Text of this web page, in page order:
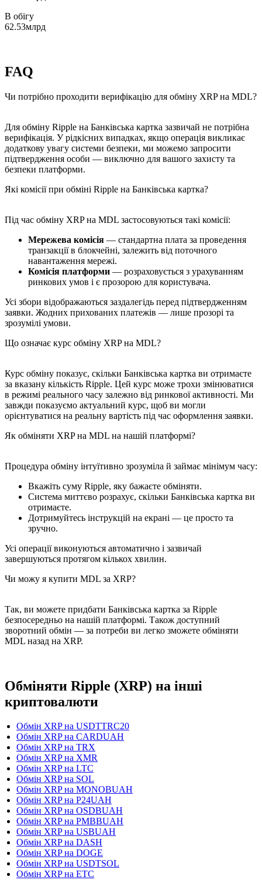
В обігу
62.53млрд
FAQ
Чи потрібно проходити верифікацію для обміну XRP на MDL?
Для обміну Ripple на Банківська картка зазвичай не потрібна
верифікація. У рідкісних випадках, якщо операція викликає
додаткову увагу системи безпеки, ми можемо запросити
підтвердження особи — виключно для вашого захисту та
безпеки платформи.
Які комісії при обміні Ripple на Банківська картка?
Під час обміну XRP на MDL застосовуються такі комісії:
Мережева комісія — стандартна плата за проведення
транзакції в блокчейні, залежить від поточного
навантаження мережі.
Комісія платформи — розраховується з урахуванням
ринкових умов і є прозорою для користувача.
Усі збори відображаються заздалегідь перед підтвердженням
заявки. Жодних прихованих платежів — лише прозорі та
зрозумілі умови.
Що означає курс обміну XRP на MDL?
Курс обміну показує, скільки Банківська картка ви отримаєте
за вказану кількість Ripple. Цей курс може трохи змінюватися
в режимі реального часу залежно від ринкової активності. Ми
завжди показуємо актуальний курс, щоб ви могли
орієнтуватися на реальну вартість під час оформлення заявки.
Як обміняти XRP на MDL на нашій платформі?
Процедура обміну інтуїтивно зрозуміла й займає мінімум часу:
Вкажіть суму Ripple, яку бажаєте обміняти.
Система миттєво розрахує, скільки Банківська картка ви
отримаєте.
Дотримуйтесь інструкцій на екрані — це просто та
зручно.
Усі операції виконуються автоматично і зазвичай
завершуються протягом кількох хвилин.
Чи можу я купити MDL за XRP?
Так, ви можете придбати Банківська картка за Ripple
безпосередньо на нашій платформі. Також доступний
зворотний обмін — за потреби ви легко зможете обміняти
MDL назад на XRP.
Обміняти Ripple (XRP) на інші
криптовалюти
Обмін XRP на USDTTRC20
Обмін XRP на CARDUAH
Обмін XRP на TRX
Обмін XRP на XMR
Обмін XRP на LTC
Обмін XRP на SOL
Обмін XRP на MONOBUAH
Обмін XRP на P24UAH
Обмін XRP на OSDBUAH
Обмін XRP на PMBBUAH
Обмін XRP на USBUAH
Обмін XRP на DASH
Обмін XRP на DOGE
Обмін XRP на USDTSOL
Обмін XRP на ETC